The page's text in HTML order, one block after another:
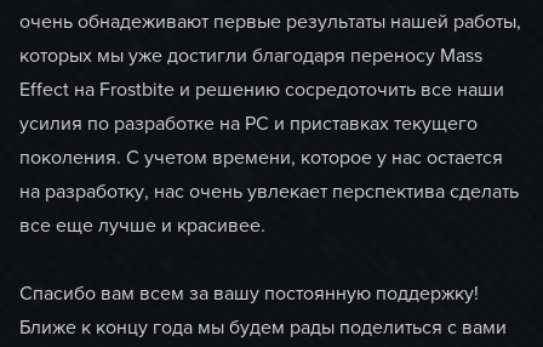
очень обнадеживают первые результаты нашей работы,
которых мы уже достигли благодаря переносу Mass
Effect на Frostbite и решению сосредоточить все наши
усилия по разработке на PC и приставках текущего
поколения. С учетом времени, которое у нас остается
на разработку, нас очень увлекает перспектива сделать
все еще лучше и красивее.
Спасибо вам всем за вашу постоянную поддержку!
Ближе к концу года мы будем рады поделиться с вами